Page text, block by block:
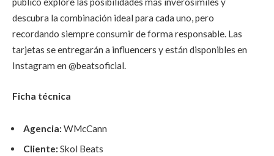
descubra la combinación ideal para cada uno, pero
recordando siempre consumir de forma responsable. Las
tarjetas se entregarán a influencers y están disponibles en
Instagram en @beatsoficial.
Ficha técnica
Agencia: WMcCann
Cliente: Skol Beats